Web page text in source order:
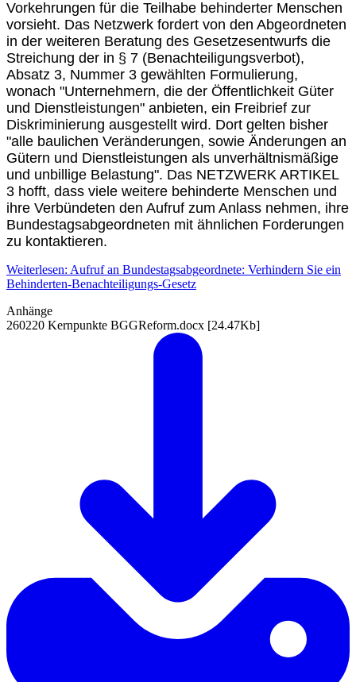
Vorkehrungen für die Teilhabe behinderter Menschen
vorsieht. Das Netzwerk fordert von den Abgeordneten
in der weiteren Beratung des Gesetzesentwurfs die
Streichung der in § 7 (Benachteiligungsverbot),
Absatz 3, Nummer 3 gewählten Formulierung,
wonach "Unternehmern, die der Öffentlichkeit Güter
und Dienstleistungen" anbieten, ein Freibrief zur
Diskriminierung ausgestellt wird. Dort gelten bisher
"alle baulichen Veränderungen, sowie Änderungen an
Gütern und Dienstleistungen als unverhältnismäßige
und unbillige Belastung". Das NETZWERK ARTIKEL
3 hofft, dass viele weitere behinderte Menschen und
ihre Verbündeten den Aufruf zum Anlass nehmen, ihre
Bundestagsabgeordneten mit ähnlichen Forderungen
zu kontaktieren.
Weiterlesen: Aufruf an Bundestagsabgeordnete: Verhindern Sie ein
Behinderten-Benachteiligungs-Gesetz
Anhänge
260220 Kernpunkte BGGReform.docx [24.47Kb]